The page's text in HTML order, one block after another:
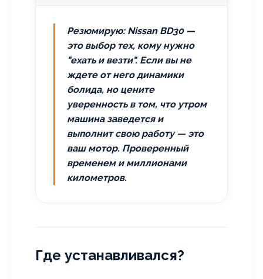
Резюмирую: Nissan BD30 —
это выбор тех, кому нужно
"ехать и везти". Если вы не
ждете от него динамики
болида, но цените
уверенность в том, что утром
машина заведется и
выполнит свою работу — это
ваш мотор. Проверенный
временем и миллионами
километров.
Где устанавливался?